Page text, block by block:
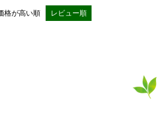
格が高い順 レビュー順